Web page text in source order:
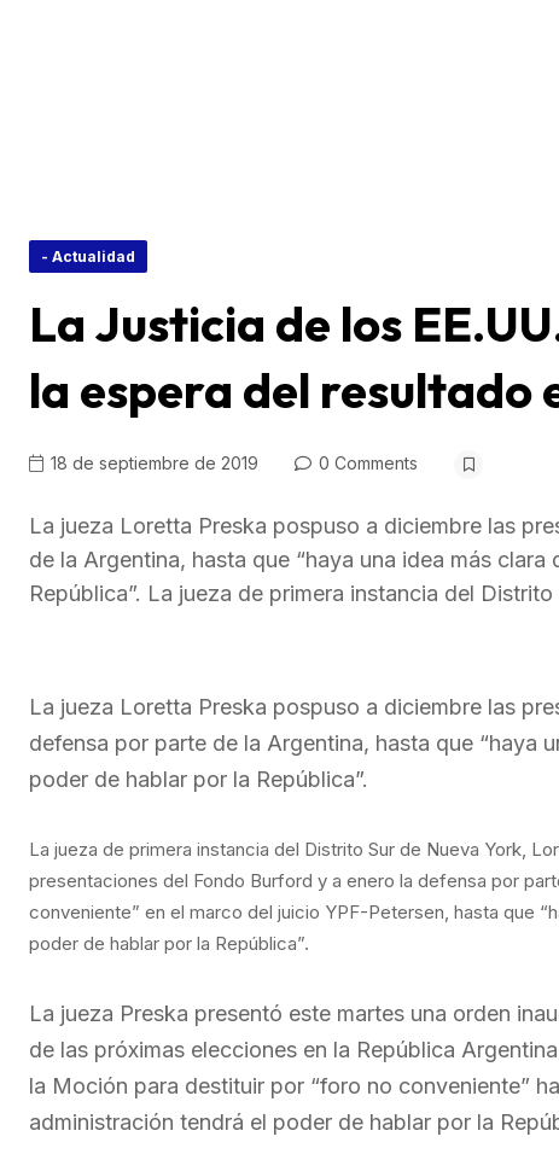
- Actualidad
La Justicia de los
la espera del resultado
18 de septiembre de 2019 0 Comments
La jueza Loretta Preska pospuso a diciembre las
de la Argentina, hasta que “haya una idea más
República”. La jueza de primera instancia del
La jueza Loretta Preska pospuso a diciembre las
defensa por parte de la Argentina, hasta que “haya
poder de hablar por la República”.
La jueza de primera instancia del Distrito Sur de Nueva York,
presentaciones del Fondo Burford y a enero la defensa por
conveniente” en el marco del juicio YPF-Petersen, hasta que
poder de hablar por la República”.
La jueza Preska presentó este martes una orden
de las próximas elecciones en la República
la Moción para destituir por “foro no conveniente”
administración tendrá el poder de hablar por la